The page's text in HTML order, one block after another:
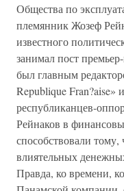
Общества по
племянник Жозеф
известного
занимал пост
был главным
Republique Fran?aise»
республиканцев-
Рейнаков в
способствовали
влиятельных
Правда, ко времени,